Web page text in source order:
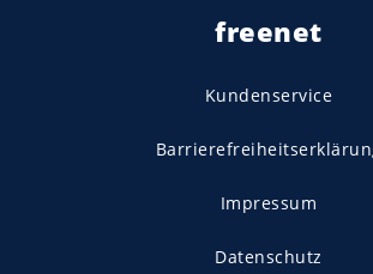
freenet
Kundenservice
Impressum
Datenschutz